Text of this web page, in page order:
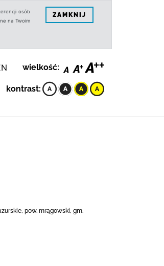
osób
na Twoim
ZAMKNIJ
wielkość:
kontrast:
pow. mrągowski, gm.